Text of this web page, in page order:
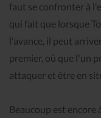
faut se confronter à
qui fait que lorsque
l'avance, il peut
premier, où que l'un
attaquer et être en
Beaucoup est encore